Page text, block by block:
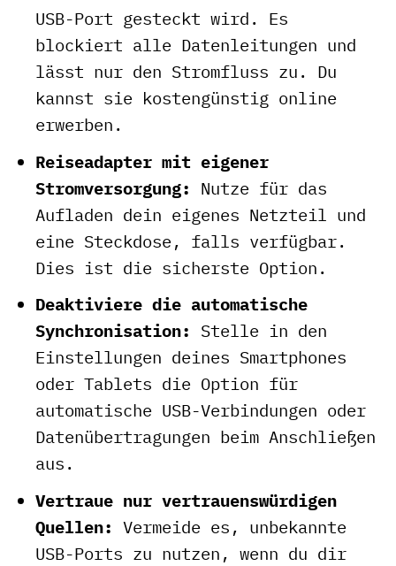
USB-Port gesteckt wird. Es
blockiert alle Datenleitungen und
lässt nur den Stromfluss zu. Du
kannst sie kostengünstig online
erwerben.
Reiseadapter mit eigener
Stromversorgung: Nutze für das
Aufladen dein eigenes Netzteil und
eine Steckdose, falls verfügbar.
Dies ist die sicherste Option.
Deaktiviere die automatische
Synchronisation: Stelle in den
Einstellungen deines Smartphones
oder Tablets die Option für
automatische USB-Verbindungen oder
Datenübertragungen beim Anschließen
aus.
Vertraue nur vertrauenswürdigen
Quellen: Vermeide es, unbekannte
USB-Ports zu nutzen, wenn du dir